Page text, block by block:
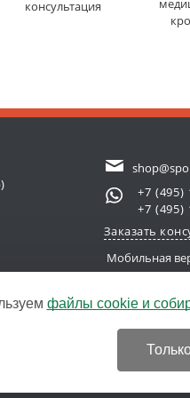
консультация
+7 (495)
+7 (495)
Заказать
Мобильная
© 2011-2026
файлы cookie и